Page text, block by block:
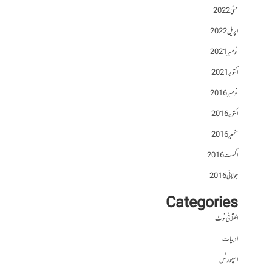
مئی 2022
اپریل 2022
نومبر 2021
اکتوبر 2021
نومبر 2016
اکتوبر 2016
ستمبر 2016
اگست 2016
جولائی 2016
Categories
اختلافی نوٹ
ادبیات
اسپورٹس